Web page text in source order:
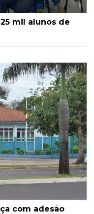
mil alunos de
com adesão